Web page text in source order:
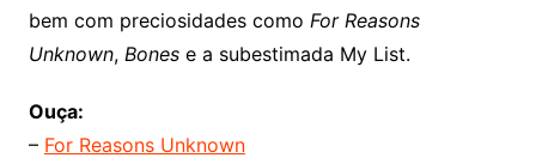
bem com preciosidades como For Reasons
Unknown, Bonese a subestimada My List.
Ouça:
– For Reasons Unknown